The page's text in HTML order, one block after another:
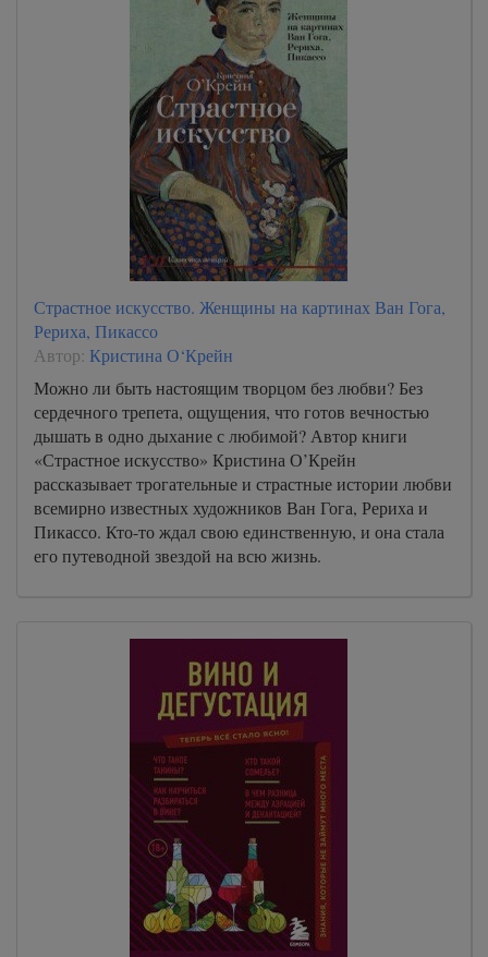
Страстное искусство. Женщины на картинах Ван Гога,
Рериха, Пикассо
Автор: Кристина О‘Крейн
Можно ли быть настоящим творцом без любви? Без
сердечного трепета, ощущения, что готов вечностью
дышать в одно дыхание с любимой? Автор книги
«Страстное искусство» Кристина О’Крейн
рассказывает трогательные и страстные истории любви
всемирно известных художников Ван Гога, Рериха и
Пикассо. Кто-то ждал свою единственную, и она стала
его путеводной звездой на всю жизнь.